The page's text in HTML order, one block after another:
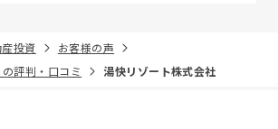
投資
お客様の声
評判・口コミ
湯快リゾート株式会社